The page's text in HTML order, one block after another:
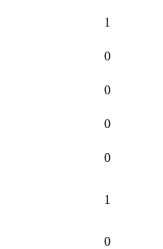
1
0
0
0
0
1
0